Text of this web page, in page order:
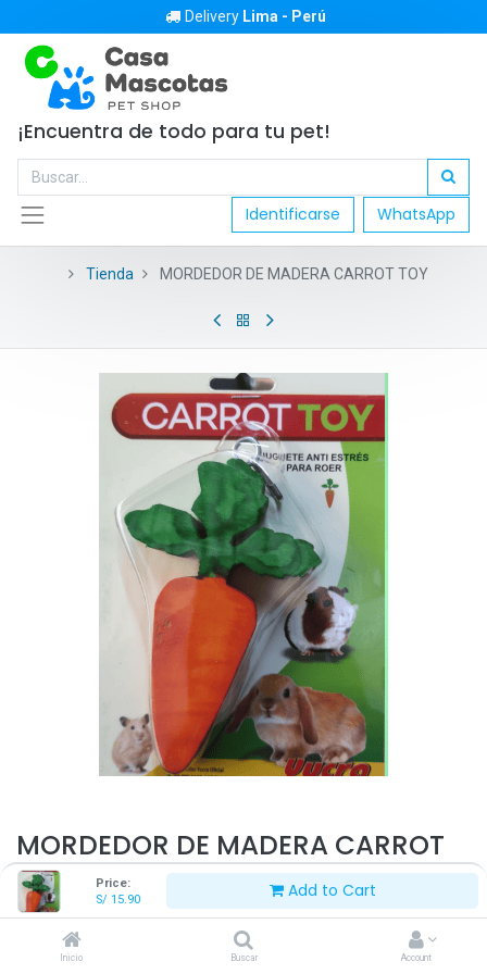
Price:
S/ 15.90 Add to Cart
Inicio Buscar Account
Delivery Lima - Perú
¡Encuentra de todo para tu pet!
Identificarse WhatsApp
Tienda MORDEDOR DE MADERA CARROT TOY
MORDEDOR DE MADERA CARROT
TOY
15.90